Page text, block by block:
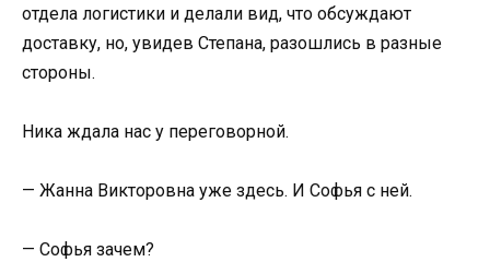
отдела логистики и делали вид, что обсуждают
доставку, но, увидев Степана, разошлись в разные
стороны.
Ника ждала нас у переговорной.
— Жанна Викторовна уже здесь. И Софья с ней.
— Софья зачем?